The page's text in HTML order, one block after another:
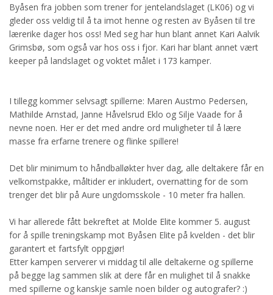
Byåsen fra jobben som trener for jentelandslaget (LK06) og vi
gleder oss veldig til å ta imot henne og resten av Byåsen til tre
lærerike dager hos oss! Med seg har hun blant annet Kari Aalvik
Grimsbø, som også var hos oss i fjor. Kari har blant annet vært
keeper på landslaget og voktet målet i 173 kamper.
I tillegg kommer selvsagt spillerne: Maren Austmo Pedersen,
Mathilde Arnstad, Janne Håvelsrud Eklo og Silje Vaade for å
nevne noen. Her er det med andre ord muligheter til å lære
masse fra erfarne trenere og flinke spillere!
Det blir minimum to håndballøkter hver dag, alle deltakere får en
velkomstpakke, måltider er inkludert, overnatting for de som
trenger det blir på Aure ungdomsskole - 10 meter fra hallen.
Vi har allerede fått bekreftet at Molde Elite kommer 5. august
for å spille treningskamp mot Byåsen Elite på kvelden - det blir
garantert et fartsfylt oppgjør!
Etter kampen serverer vi middag til alle deltakerne og spillerne
på begge lag sammen slik at dere får en mulighet til å snakke
med spillerne og kanskje samle noen bilder og autografer? :)